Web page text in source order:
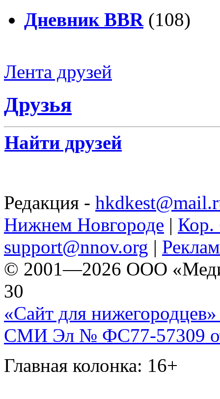
Дневник BBR (108)
Лента друзей
Друзья
Найти друзей
Редакция -
Нижнем Новгороде | Кор.
support@nnov.org |
© 2001—2026 ООО
30
«Сайт для нижегородцев»
СМИ Эл № ФС77-57309
Главная колонка: 16+